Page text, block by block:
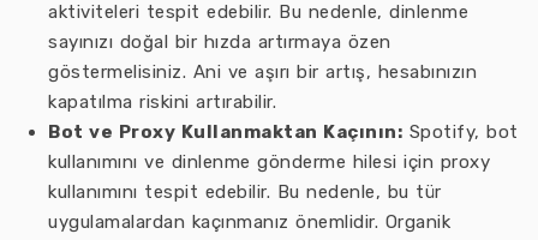
aktiviteleri tespit edebilir. Bu nedenle, dinlenme
sayınızı doğal bir hızda artırmaya özen
göstermelisiniz. Ani ve aşırı bir artış, hesabınızın
kapatılma riskini artırabilir.
Bot ve Proxy Kullanmaktan Kaçının: Spotify, bot
kullanımını ve dinlenme gönderme hilesi için proxy
kullanımını tespit edebilir. Bu nedenle, bu tür
uygulamalardan kaçınmanız önemlidir. Organik